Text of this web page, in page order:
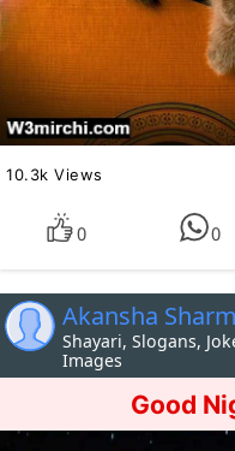
10.3k Views
0 0
Akansha
Shayari, Slogans,
Images
Good